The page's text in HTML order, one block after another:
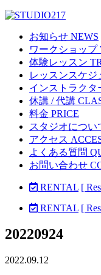
お知らせ NEWS
ワークショップ
体験レッスン
レッスンスケジ
インストラクタ
休講 / 代講
料金 PRICE
スタジオにつ
アクセス
よくある質問
お問い合わせ
RENTAL [
RENTAL [
20220924
2022.09.12